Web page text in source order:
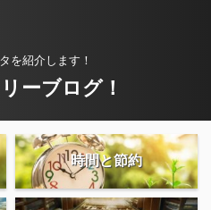
を紹介します！
ーブログ！
時間と節約